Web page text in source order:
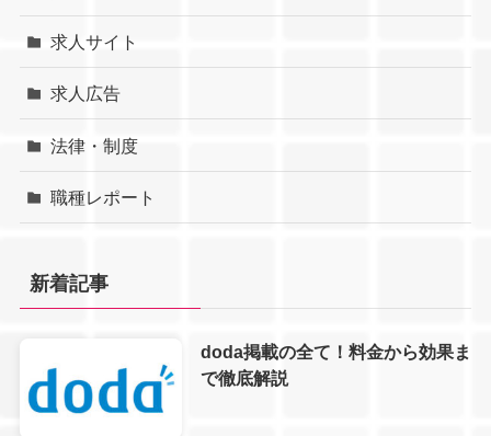
求人サイト
求人広告
法律・制度
職種レポート
新着記事
doda掲載の全て！料金から効果ま
で徹底解説